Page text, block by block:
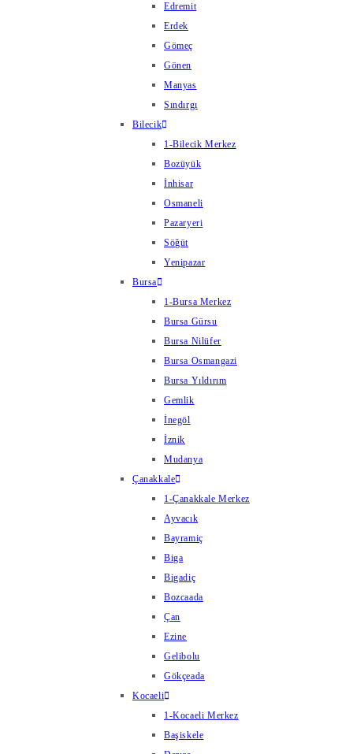
Edremit
Erdek
Gömeç
Gönen
Manyas
Sındırgı
Bilecik
1-Bilecik Merkez
Bozüyük
İnhisar
Osmaneli
Pazaryeri
Söğüt
Yenipazar
Bursa
1-Bursa Merkez
Bursa Gürsu
Bursa Nilüfer
Bursa Osmangazi
Bursa Yıldırım
Gemlik
İnegöl
İznik
Mudanya
Çanakkale
1-Çanakkale Merkez
Ayvacık
Bayramiç
Biga
Bigadiç
Bozcaada
Çan
Ezine
Gelibolu
Gökçeada
Kocaeli
1-Kocaeli Merkez
Başiskele